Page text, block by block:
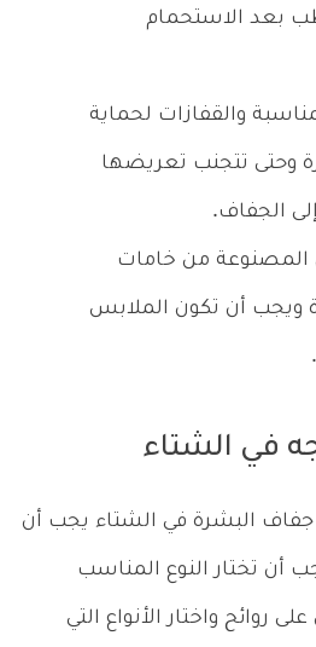
بعد الاستحمام
والقفازات لحماية
وحتى تتجنب تعريضها
الجفاف.
المصنوعة من خامات
ويجب أن تكون الملابس
في الشتاء
جفاف البشرة في الشتاء يجب أن
أن تختار النوع المناسب
روائح واختار الأنواع التي